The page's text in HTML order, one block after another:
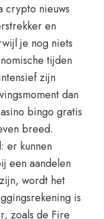
crypto nieuws
en
je nog niets
tijden
zijn
dan
bingo gratis
breed.
er kunnen
een aandelen
wordt het
is
zoals de Fire